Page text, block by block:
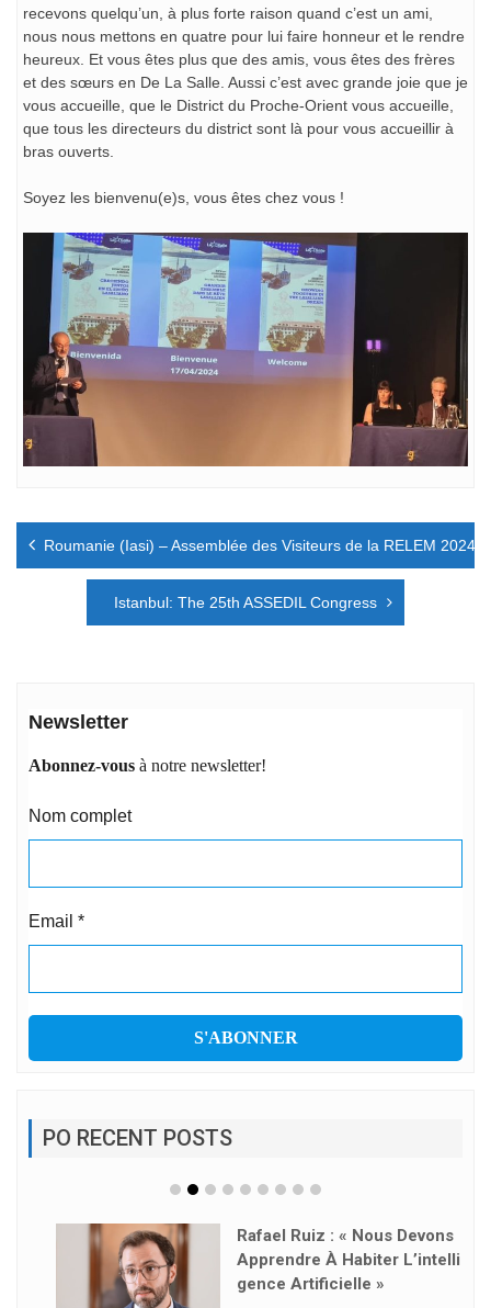
recevons quelqu’un, à plus forte raison quand c’est un ami,
nous nous mettons en quatre pour lui faire honneur et le rendre
heureux. Et vous êtes plus que des amis, vous êtes des frères
et des sœurs en De La Salle. Aussi c’est avec grande joie que je
vous accueille, que le District du Proche-Orient vous accueille,
que tous les directeurs du district sont là pour vous accueillir à
bras ouverts.
Soyez les bienvenu(e)s, vous êtes chez vous !
Navigation
Roumanie (Iasi) – Assemblée des Visiteurs de la RELEM 2024
Istanbul: The 25th ASSEDIL Congress
Newsletter
Abonnez-vous à notre newsletter!
Nom complet
Email *
PO RECENT POSTS
Rafael Ruiz : « Nous Devons
Apprendre À Habiter L’intelli
Gence Artificielle »